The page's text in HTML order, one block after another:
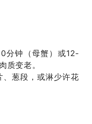
分钟（母蟹）或12-
质变老‌。
葱段，或淋少许花